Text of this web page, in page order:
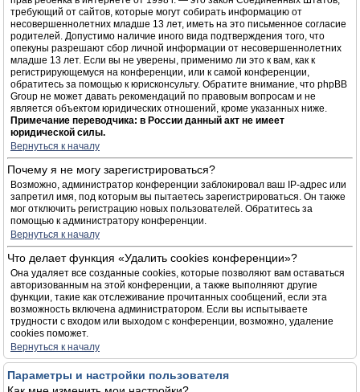
требующий от сайтов, которые могут собирать информацию от
несовершеннолетних младше 13 лет, иметь на это письменное согласие
родителей. Допустимо наличие иного вида подтверждения того, что
опекуны разрешают сбор личной информации от несовершеннолетних
младше 13 лет. Если вы не уверены, применимо ли это к вам, как к
регистрирующемуся на конференции, или к самой конференции,
обратитесь за помощью к юрисконсульту. Обратите внимание, что phpBB
Group не может давать рекомендаций по правовым вопросам и не
является объектом юридических отношений, кроме указанных ниже.
Примечание переводчика: в России данный акт не имеет
юридической силы.
Вернуться к началу
Почему я не могу зарегистрироваться?
Возможно, администратор конференции заблокировал ваш IP-адрес или
запретил имя, под которым вы пытаетесь зарегистрироваться. Он также
мог отключить регистрацию новых пользователей. Обратитесь за
помощью к администратору конференции.
Вернуться к началу
Что делает функция «Удалить cookies конференции»?
Она удаляет все созданные cookies, которые позволяют вам оставаться
авторизованным на этой конференции, а также выполняют другие
функции, такие как отслеживание прочитанных сообщений, если эта
возможность включена администратором. Если вы испытываете
трудности с входом или выходом с конференции, возможно, удаление
cookies поможет.
Вернуться к началу
Параметры и настройки пользователя